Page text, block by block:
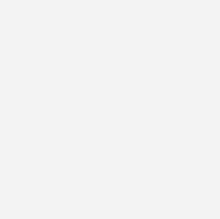
werden. Dazu
Windkraft wie Abstände
dafür sein, dass
verwirklicht werden?
Ich würde sagen, von
ist es die Mehrheit. Man